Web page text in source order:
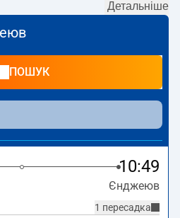
час подорожі. Потяг
Єнджеюв.
Детальніше
ПОШУК
10:49
Єнджеюв
1 пересадка